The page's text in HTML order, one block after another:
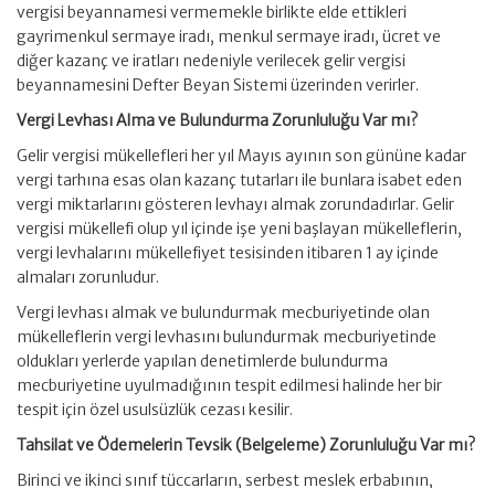
vergisi beyannamesi vermemekle birlikte elde ettikleri
gayrimenkul sermaye iradı, menkul sermaye iradı, ücret ve
diğer kazanç ve iratları nedeniyle verilecek gelir vergisi
beyannamesini Defter Beyan Sistemi üzerinden verirler.
Vergi Levhası Alma ve Bulundurma Zorunluluğu Var mı?
Gelir vergisi mükellefleri her yıl Mayıs ayının son gününe kadar
vergi tarhına esas olan kazanç tutarları ile bunlara isabet eden
vergi miktarlarını gösteren levhayı almak zorundadırlar. Gelir
vergisi mükellefi olup yıl içinde işe yeni başlayan mükelleflerin,
vergi levhalarını mükellefiyet tesisinden itibaren 1 ay içinde
almaları zorunludur.
Vergi levhası almak ve bulundurmak mecburiyetinde olan
mükelleflerin vergi levhasını bulundurmak mecburiyetinde
oldukları yerlerde yapılan denetimlerde bulundurma
mecburiyetine uyulmadığının tespit edilmesi halinde her bir
tespit için özel usulsüzlük cezası kesilir.
Tahsilat ve Ödemelerin Tevsik (Belgeleme) Zorunluluğu Var mı?
Birinci ve ikinci sınıf tüccarların, serbest meslek erbabının,